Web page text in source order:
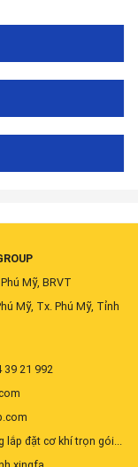
Mỹ, BRVT
Mỹ, Tx. Phú Mỹ, Tỉnh
39 21 992
lắp đặt cơ khí trọn gói...